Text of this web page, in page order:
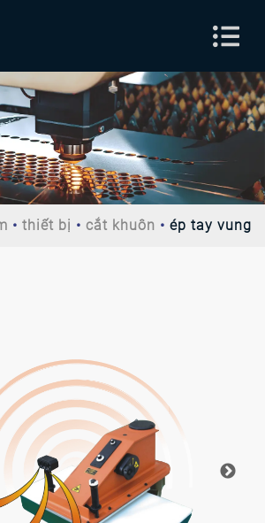
thiết bị cắt khuôn ép tay vung